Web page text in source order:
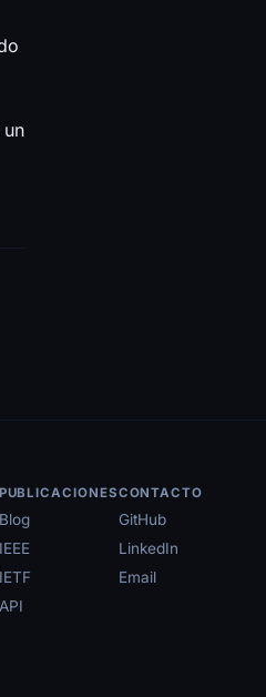
PUBLICACIONES
Blog
IEEE
IETF
API
CONTACTO
GitHub
LinkedIn
Email